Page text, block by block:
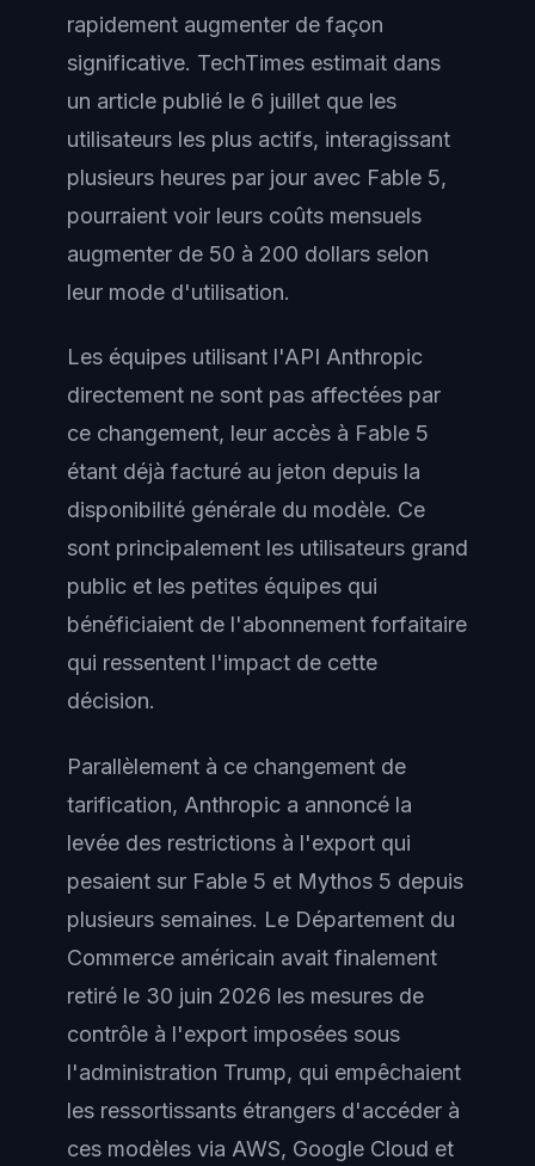
rapidement augmenter de façon
significative. TechTimes estimait dans
un article publié le 6 juillet que les
utilisateurs les plus actifs, interagissant
plusieurs heures par jour avec Fable 5,
pourraient voir leurs coûts mensuels
augmenter de 50 à 200 dollars selon
leur mode d'utilisation.
Les équipes utilisant l'API Anthropic
directement ne sont pas affectées par
ce changement, leur accès à Fable 5
étant déjà facturé au jeton depuis la
disponibilité générale du modèle. Ce
sont principalement les utilisateurs grand
public et les petites équipes qui
bénéficiaient de l'abonnement forfaitaire
qui ressentent l'impact de cette
décision.
Parallèlement à ce changement de
tarification, Anthropic a annoncé la
levée des restrictions à l'export qui
pesaient sur Fable 5 et Mythos 5 depuis
plusieurs semaines. Le Département du
Commerce américain avait finalement
retiré le 30 juin 2026 les mesures de
contrôle à l'export imposées sous
l'administration Trump, qui empêchaient
les ressortissants étrangers d'accéder à
ces modèles via AWS, Google Cloud et